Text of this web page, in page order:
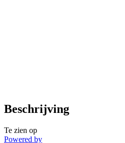
Beschrijving
Te zien op
Powered by